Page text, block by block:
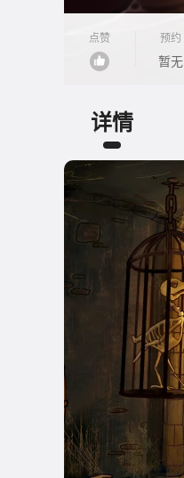
点赞 预约
暂无
详情